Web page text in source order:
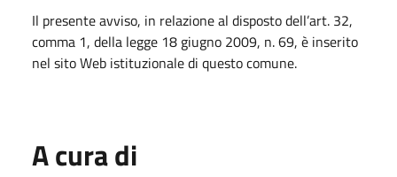
Il presente avviso, in relazione al disposto dell’art. 32,
comma 1, della legge 18 giugno 2009, n. 69, è inserito
nel sito Web istituzionale di questo comune.
A cura di